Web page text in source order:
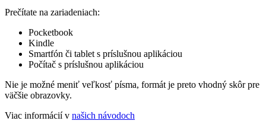
Prečítate na zariadeniach:
Pocketbook
Kindle
Smartfón či tablet s príslušnou aplikáciou
Počítač s príslušnou aplikáciou
Nie je možné meniť veľkosť písma, formát je preto vhodný skôr pre
väčšie obrazovky.
Viac informácií v našich návodoch